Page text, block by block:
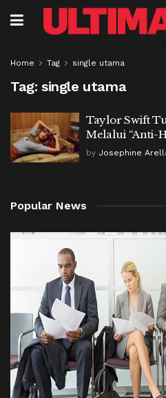
Home Tag single utama
Tag: single utama
Taylor Swift
Melalui “Anti-
by Josephine
Popular News